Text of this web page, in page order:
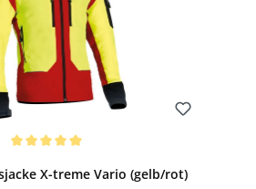
X-treme Vario (gelb/rot)